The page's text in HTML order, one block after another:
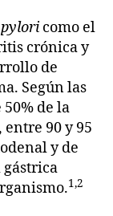
como el
crónica y
de
Según las
de la
90 y 95
y de
gástrica
1,2